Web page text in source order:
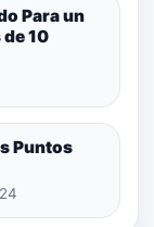
Para un
de 10
Puntos